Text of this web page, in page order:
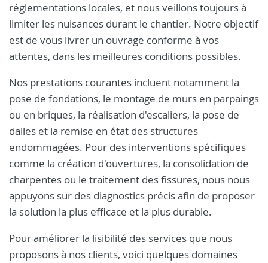
réglementations locales, et nous veillons toujours à
limiter les nuisances durant le chantier. Notre objectif
est de vous livrer un ouvrage conforme à vos
attentes, dans les meilleures conditions possibles.
Nos prestations courantes incluent notamment la
pose de fondations, le montage de murs en parpaings
ou en briques, la réalisation d'escaliers, la pose de
dalles et la remise en état des structures
endommagées. Pour des interventions spécifiques
comme la création d'ouvertures, la consolidation de
charpentes ou le traitement des fissures, nous nous
appuyons sur des diagnostics précis afin de proposer
la solution la plus efficace et la plus durable.
Pour améliorer la lisibilité des services que nous
proposons à nos clients, voici quelques domaines